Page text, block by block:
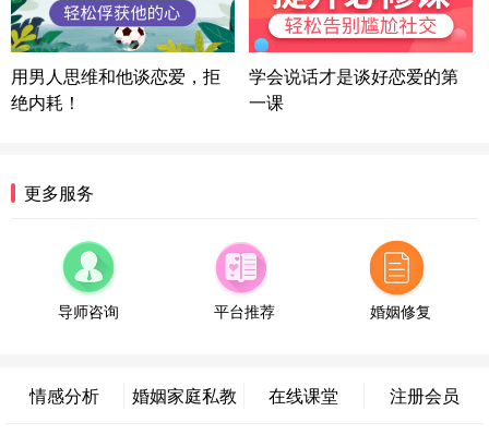
方案
陕西-西安 139****6283
3分钟前
情感方案
浙江-宁波 150****8921
福建-厦门 159****4462
53分钟前
微信用户 凌乱小羊 通过此页面咨询，已获得专属情
辽宁-大连 176****2843
39分钟前
用男人思维和他谈恋爱，拒
绝内耗！
学会说话才是谈好恋爱的第
一课
更多服务
导师咨询 平台推荐 婚姻修复
情感分析 婚姻家庭私教 在线课堂 注册会员